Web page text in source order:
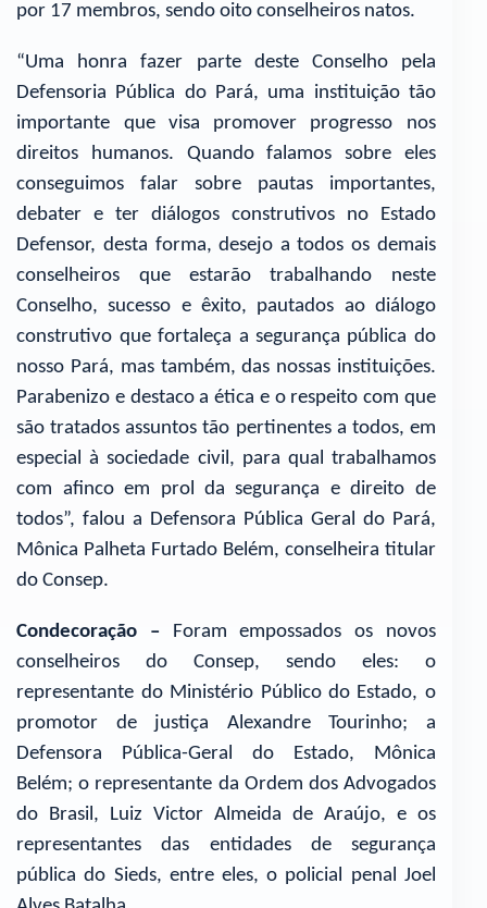
por 17 membros, sendo oito conselheiros natos.
“Uma honra fazer parte deste Conselho pela
Defensoria Pública do Pará, uma instituição tão
importante que visa promover progresso nos
direitos humanos. Quando falamos sobre eles
conseguimos falar sobre pautas importantes,
debater e ter diálogos construtivos no Estado
Defensor, desta forma, desejo a todos os demais
conselheiros que estarão trabalhando neste
Conselho, sucesso e êxito, pautados ao diálogo
construtivo que fortaleça a segurança pública do
nosso Pará, mas também, das nossas instituições.
Parabenizo e destaco a ética e o respeito com que
são tratados assuntos tão pertinentes a todos, em
especial à sociedade civil, para qual trabalhamos
com afinco em prol da segurança e direito de
todos”, falou a Defensora Pública Geral do Pará,
Mônica Palheta Furtado Belém, conselheira titular
do Consep.
Condecoração – Foram empossados os novos
conselheiros do Consep, sendo eles: o
representante do Ministério Público do Estado, o
promotor de justiça Alexandre Tourinho; a
Defensora Pública-Geral do Estado, Mônica
Belém; o representante da Ordem dos Advogados
do Brasil, Luiz Victor Almeida de Araújo, e os
representantes das entidades de segurança
pública do Sieds, entre eles, o policial penal Joel